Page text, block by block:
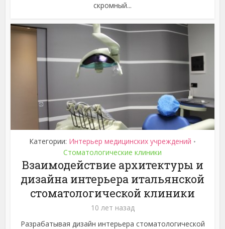
скромный...
Категории: Интерьер медицинских учреждений •
Стоматологические клиники
Взаимодействие архитектуры и
дизайна интерьера итальянской
стоматологической клиники
10 лет назад
Разрабатывая дизайн интерьера стоматологической